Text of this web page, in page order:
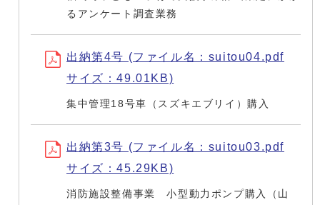
るアンケート調査業務
出納第4号 (ファイル名：suitou04.pdf
サイズ：49.01KB)
集中管理18号車（スズキエブリイ）購入
出納第3号 (ファイル名：suitou03.pdf
サイズ：45.29KB)
消防施設整備事業 小型動力ポンプ購入（山